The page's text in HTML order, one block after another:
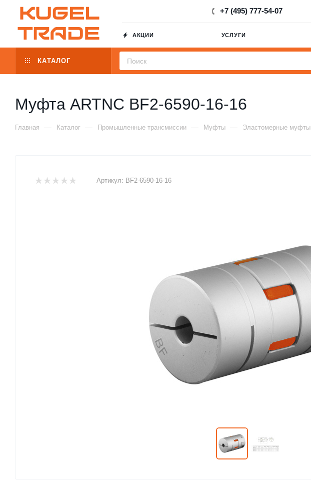
+7 (495) 777-54-07
АКЦИИ УСЛУГИ
КАТАЛОГ
Муфта ARTNC BF2-6590-16-16
Главная — Каталог — Промышленные трансмиссии — Муфты — Эластомерные муфты
Артикул: BF2-6590-16-16